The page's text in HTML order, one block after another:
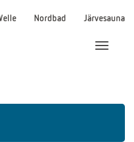
Nordbad Järvesauna
Menü